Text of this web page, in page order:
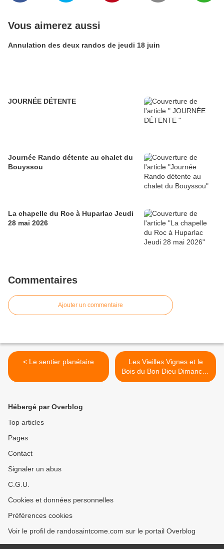
Vous aimerez aussi
Annulation des deux randos de jeudi 18 juin
JOURNÉE DÉTENTE
Journée Rando détente au chalet du
Bouyssou
La chapelle du Roc à Huparlac Jeudi
28 mai 2026
Commentaires
Ajouter un commentaire
< Le sentier planétaire
Les Vieilles Vignes et le
Bois du Bon Dieu Dimanche
16 mars 2025 >
Hébergé par Overblog
Top articles
Pages
Contact
Signaler un abus
C.G.U.
Cookies et données personnelles
Préférences cookies
Voir le profil de randosaintcome.com sur le portail Overblog